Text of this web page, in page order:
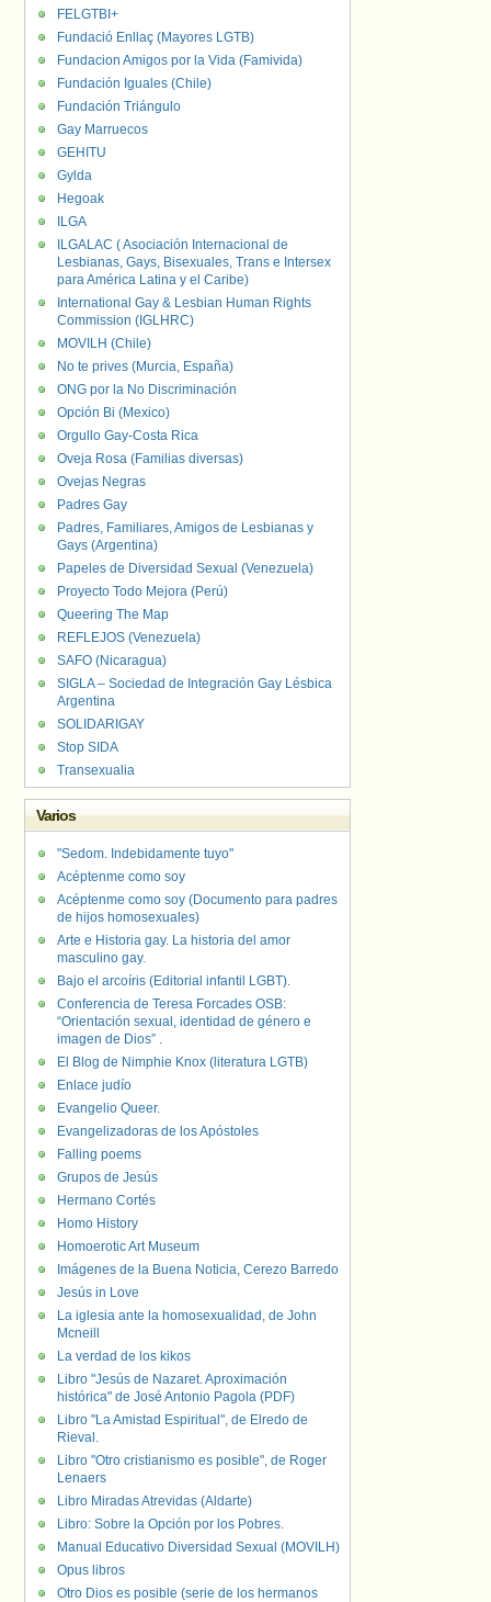
FELGTBI+
Fundació Enllaç (Mayores LGTB)
Fundacion Amigos por la Vida (Famivida)
Fundación Iguales (Chile)
Fundación Triángulo
Gay Marruecos
GEHITU
Gylda
Hegoak
ILGA
ILGALAC ( Asociación Internacional de
Lesbianas, Gays, Bisexuales, Trans e Intersex
para América Latina y el Caribe)
International Gay & Lesbian Human Rights
Commission (IGLHRC)
MOVILH (Chile)
No te prives (Murcia, España)
ONG por la No Discriminación
Opción Bi (Mexico)
Orgullo Gay-Costa Rica
Oveja Rosa (Familias diversas)
Ovejas Negras
Padres Gay
Padres, Familiares, Amigos de Lesbianas y
Gays (Argentina)
Papeles de Diversidad Sexual (Venezuela)
Proyecto Todo Mejora (Perú)
Queering The Map
REFLEJOS (Venezuela)
SAFO (Nicaragua)
SIGLA – Sociedad de Integración Gay Lésbica
Argentina
SOLIDARIGAY
Stop SIDA
Transexualia
Varios
"Sedom. Indebidamente tuyo"
Acéptenme como soy
Acéptenme como soy (Documento para padres
de hijos homosexuales)
Arte e Historia gay. La historia del amor
masculino gay.
Bajo el arcoíris (Editorial infantil LGBT).
Conferencia de Teresa Forcades OSB:
“Orientación sexual, identidad de género e
imagen de Dios” .
El Blog de Nimphie Knox (literatura LGTB)
Enlace judío
Evangelio Queer.
Evangelizadoras de los Apóstoles
Falling poems
Grupos de Jesús
Hermano Cortés
Homo History
Homoerotic Art Museum
Imágenes de la Buena Noticia, Cerezo Barredo
Jesús in Love
La iglesia ante la homosexualidad, de John
Mcneill
La verdad de los kikos
Libro "Jesús de Nazaret. Aproximación
histórica" de José Antonio Pagola (PDF)
Libro "La Amistad Espiritual", de Elredo de
Rieval.
Libro "Otro cristianismo es posible", de Roger
Lenaers
Libro Miradas Atrevidas (Aldarte)
Libro: Sobre la Opción por los Pobres.
Manual Educativo Diversidad Sexual (MOVILH)
Opus libros
Otro Dios es posible (serie de los hermanos